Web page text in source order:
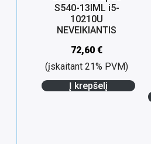
S540-13IML i5-
10210U
NEVEIKIANTIS
72,60€
(įskaitant 21% PVM)
Į krepšelį